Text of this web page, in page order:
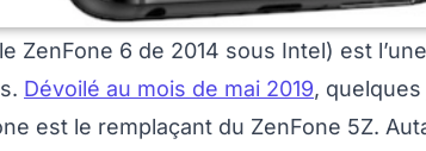
ZenFone 6 de 2014 sous Intel) est
Dévoilé au mois de mai 2019,
est le remplaçant du ZenFone 5Z.